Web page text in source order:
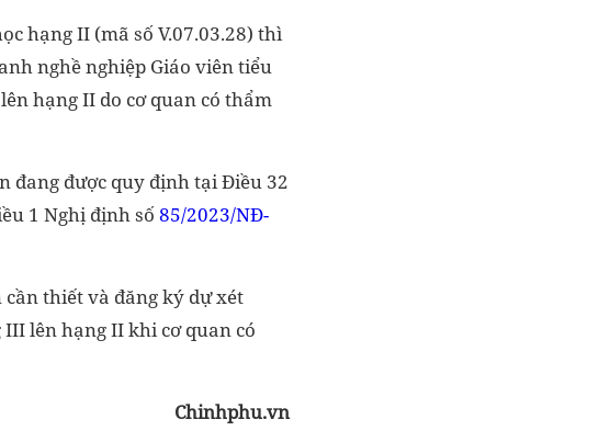
hạng II (mã số V.07.03.28) thì
nghề nghiệp Giáo viên tiểu
hạng II do cơ quan có thẩm
đang được quy định tại Điều 32
1 Nghị định số85/2023/NĐ-
thiết và đăng ký dự xét
lên hạng II khi cơ quan có
Chinhphu.vn